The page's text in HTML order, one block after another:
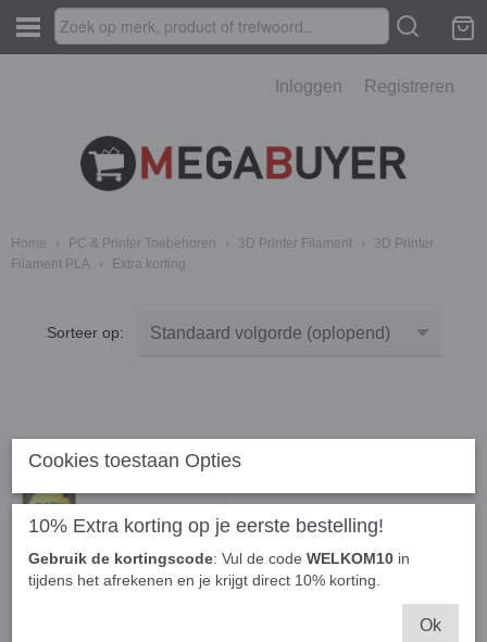
Inloggen Registreren
Home › PC & Printer Toebehoren › 3D Printer Filament ›
3D Printer
Filament PLA
› Extra korting
Sorteer op:
Cookies toestaan Opties
10% Extra korting op je eerste bestelling!
Gebruik de kortingscode: Vul de code WELKOM10 in
tijdens het afrekenen en je krijgt direct 10% korting.
Ok